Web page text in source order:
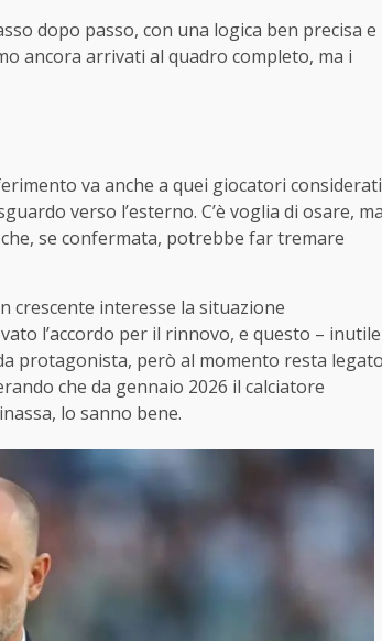
dopo passo, con una logica ben precisa e
ancora arrivati al quadro completo, ma i
va anche a quei giocatori considerati
verso l’esterno. C’è voglia di osare,
se confermata, potrebbe far tremare
crescente interesse la situazione
l’accordo per il rinnovo, e questo – inutile
protagonista, però al momento resta
che da gennaio 2026 il calciatore
lo sanno bene.